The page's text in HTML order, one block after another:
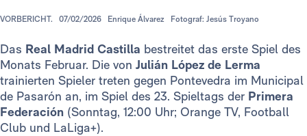
VORBERICHT. 07/02/2026 Enrique Álvarez Fotograf: Jesús Troyano
Das Real Madrid Castilla bestreitet das erste Spiel des
Monats Februar. Die von Julián López de Lerma
trainierten Spieler treten gegen Pontevedra im Municipal
de Pasarón an, im Spiel des 23. Spieltags der Primera
Federación (Sonntag, 12:00 Uhr; Orange TV, Football
Club und LaLiga+).